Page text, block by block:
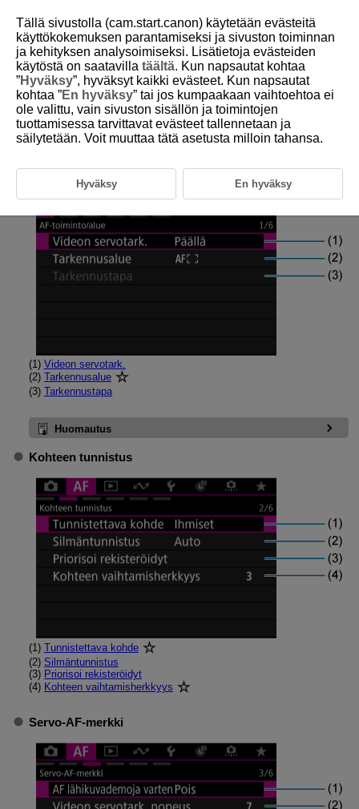
D388-128
Välilehtien valikot:
Automaattitarkennus
(videokuvaus)
(1) Videon servotark.
(2) Tarkennusalue
(3) Tarkennustapa
Huomautus
Kohteen tunnistus
(1) Tunnistettava kohde
(2) Silmäntunnistus
(3) Priorisoi rekisteröidyt
(4) Kohteen vaihtamisherkkyys
Servo-AF-merkki
Tällä sivustolla (cam.start.canon) käytetään evästeitä
käyttökokemuksen parantamiseksi ja sivuston toiminnan
ja kehityksen analysoimiseksi. Lisätietoja evästeiden
käytöstä on saatavilla täältä. Kun napsautat kohtaa
”Hyväksy”, hyväksyt kaikki evästeet. Kun napsautat
kohtaa ”En hyväksy” tai jos kumpaakaan vaihtoehtoa ei
ole valittu, vain sivuston sisällön ja toimintojen
tuottamisessa tarvittavat evästeet tallennetaan ja
säilytetään. Voit muuttaa tätä asetusta milloin tahansa.
Hyväksy En hyväksy